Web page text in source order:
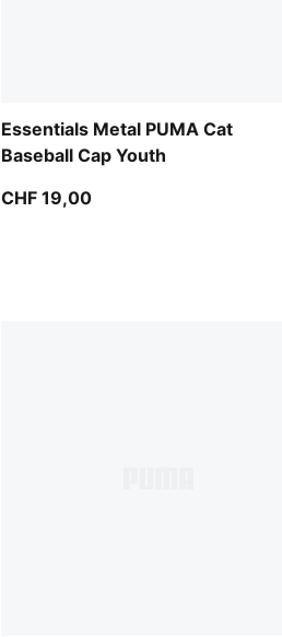
Essentials Metal PUMA Cat
Baseball Cap Youth
CHF 19,00